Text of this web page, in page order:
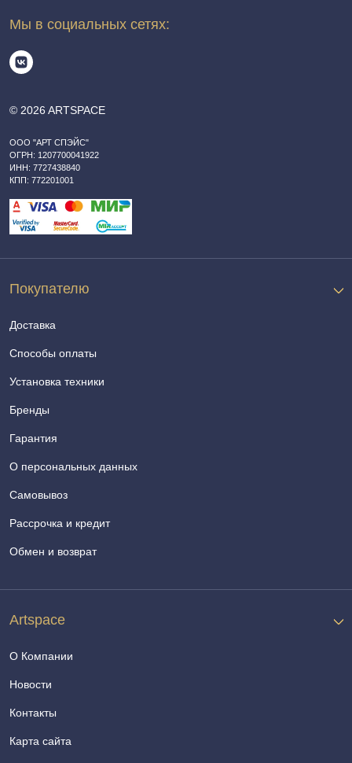
© 2026 ARTSPACE
ООО "АРТ СПЭЙС"
ОГРН: 1207700041922
ИНН: 7727438840
КПП: 772201001
Покупателю
Доставка
Способы оплаты
Установка техники
Бренды
Гарантия
О персональных данных
Самовывоз
Рассрочка и кредит
Обмен и возврат
Artspace
О Компании
Новости
Контакты
Карта сайта
Мы в социальных сетях: